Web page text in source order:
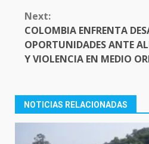
Next:
COLOMBIA ENFRENTA
OPORTUNIDADES ANTE
Y VIOLENCIA EN MEDIO
NOTICIAS RELACIONADAS